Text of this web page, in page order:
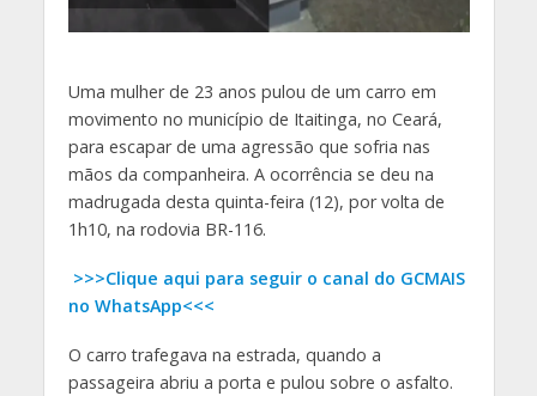
Uma mulher de 23 anos pulou de um carro em
movimento no município de Itaitinga, no Ceará,
para escapar de uma agressão que sofria nas
mãos da companheira. A ocorrência se deu na
madrugada desta quinta-feira (12), por volta de
1h10, na rodovia BR-116.
>>>Clique aqui para seguir o canal do GCMAIS
no WhatsApp<<<
O carro trafegava na estrada, quando a
passageira abriu a porta e pulou sobre o asfalto.